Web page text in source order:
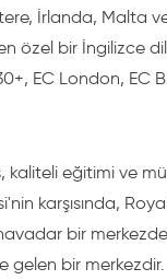
İrlanda, Malta
özel bir İngilizce dil
EC London, EC
kaliteli eğitimi ve
karşısında,
bir
gelen bir merkezdir.